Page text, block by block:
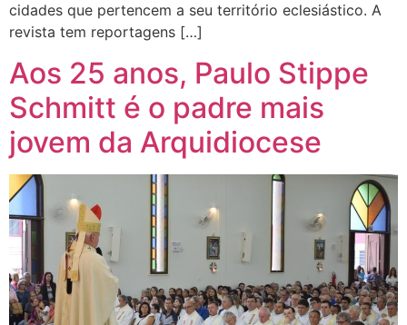
cidades que pertencem a seu território eclesiástico. A
revista tem reportagens […]
Aos 25 anos, Paulo Stippe
Schmitt é o padre mais
jovem da Arquidiocese